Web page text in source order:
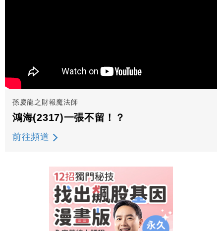
孫慶龍之財報魔法師
鴻海(2317)一張不留！？
前往頻道